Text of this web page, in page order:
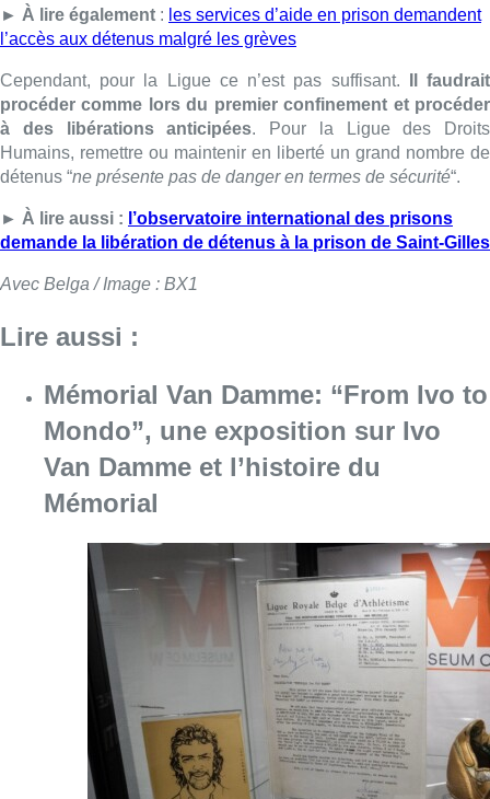
► À lire également : les services d’aide en prison demandent
l’accès aux détenus malgré les grèves
Cependant, pour la Ligue ce n’est pas suffisant.
Il faudrait
procéder comme lors du premier confinement et procéder
à des libérations anticipées. Pour la Ligue des Droits
Humains, remettre ou maintenir en liberté un grand nombre de
détenus “ne présente pas de danger en termes de sécurité“.
► À lire aussi : l’observatoire international des prisons
demande la libération de détenus à la prison de Saint-Gilles
Avec Belga / Image : BX1
Lire aussi :
Mémorial Van Damme: “From Ivo to
Mondo”, une exposition sur Ivo
Van Damme et l’histoire du
Mémorial